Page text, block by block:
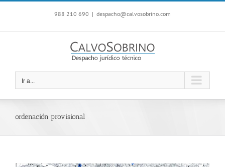
contenido
988 210 690 | despacho@calvosobrino.com
Ir a...
ordenación provisional